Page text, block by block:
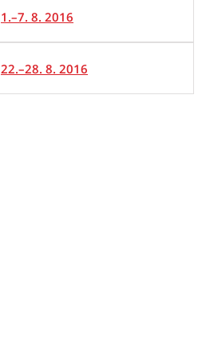
1.–7. 8. 2016
22.–28. 8. 2016